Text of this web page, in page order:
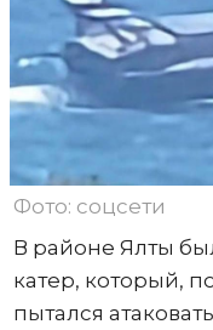
Фото: соцсети
В районе Ялты
катер, который,
пытался